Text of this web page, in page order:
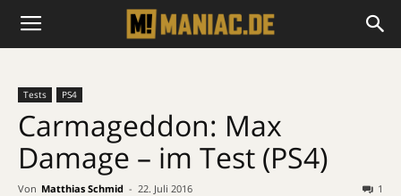
Tests PS4
Carmageddon: Max
Damage – im Test (PS4)
Von Matthias Schmid - 22. Juli 2016 1